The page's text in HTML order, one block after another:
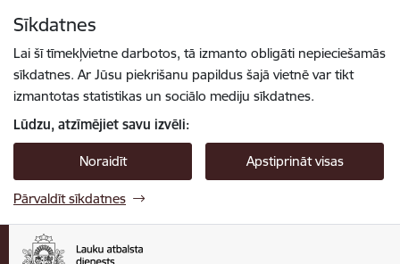
Sīkdatnes
Lai šī tīmekļvietne darbotos, tā izmanto obligāti nepieciešamās
sīkdatnes. Ar Jūsu piekrišanu papildus šajā vietnē var tikt
izmantotas statistikas un sociālo mediju sīkdatnes.
Lūdzu, atzīmējiet savu izvēli:
Noraidīt Apstiprināt visas
Pārvaldīt sīkdatnes